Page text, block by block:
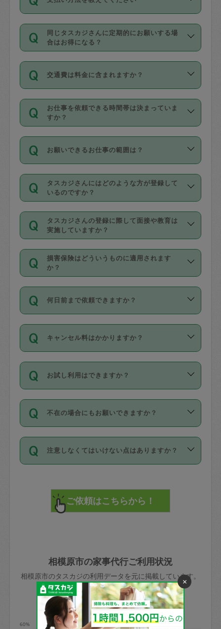
の上事前申請することが必要です。な
お、3時間を下回っても、値引き等はござ
いません。
身が価格を選んで設定しています。
タスカジさんの価格設定には最初は制限
があり、レビュー件数、レビューの平均
値、などで除々に設定可能な最高額が上
がっていく仕組みになっています。
お支払方法はクレジットカード（Visa／
Master／JCB／AMERICAN EXPRESS／
Diners Club）のみとなります。
を行う際にご入力ください。プロフィー
ル登録時にはご入力いただかなくても大
丈夫です。
デビットカード・プリペイドカード（Vプ
リカ、au WALLETなど）は支払にはご利
銀行振込や現金払いも対応していませ
なお、タスカジさんの交通費も、依頼料
金のご請求と合わせてお支払いとなりま
動計算で表示されます。
同じタスカジさんに定期的にお願いする場
合はお得になる？
依頼には「スポット」と「定期（毎週｜
隔週）」があり、「定期」の依頼は「ス
ポット」よりお得な料金でご利用できま
す。
定期の最低利用回数は設けていない代わ
りに、一定数を超えたキャンセルは有償
（例：毎週定期の場合は３回以上のキャ
ンセルが有償（1200円、隔週定期の場合
は２回以上のキャンセルが有償（1200
交通費は料金に含まれますか？
交通費は依頼料金とは別途発生し、依頼
料金のご請求と合わせてお支払いとなり
ます。交通費の金額は「依頼の詳細」に
お仕事を依頼できる時間帯は決まっていま
すか？
時間帯は3種類あります。いずれも１回あ
たり３時間です。
・ＡＭ ９時～１２時
・ＰＭ １３時～１６時
・夜 １８時～２１時
開始時間を２時間前後変更することが可
能です。依頼送信後、個別にタスカジさ
んにメッセージを送り調整してくださ
い。ただし、２時間を越えての調整はで
時間も被らない場合、損害保険の対象外
お願いできるお仕事の範囲は？
掃除、整理収納、洗濯、買い物、料理、
作り置きです。タスカジさんによってで
きる仕事の範囲が異なりますので、依頼
する前にタスカジさんのプロフィールで
確認してください。
基本的に、高所での作業や危険作業、屋
外での作業は対象外です。
タスカジさんにはどのような方が登録して
いるのですか？
主婦として長年の家事経験をお持ちの
方、栄養士・調理師といった資格者で保
育園や学校の給食やレストランで料理関
係の専門職に従事されていた方、日本で
すでにハウスキーパーや英語の先生とし
てお仕事をしているフィリピン出身の
社員など様々なバックグラウンドの方が
登録しています。
日本語も話せる方など様々です。
ールに記載していますので、各自の得意
を依頼してください。
タスカジさんの登録に際して面接や教育は
実施していますか？
応募の際に、各自事務局との面接と説明
を行っています。その後、身分証明書の
写真提出をしていただいています。外国
確認しています。タスカジさんトレーニ
ング動画を使ったセルフトレーニングの
現場トライアルを受け、合格したタスカ
ジさんが活動されています。
※テストセンターの講評は１件目のレビュ
参考
【詳細】タスカジさんの登録に際
損害保険はどういうものに適用されます
か？
依頼者とタスカジさんとの間でタスカジ
を通して成立した作業時間内での作業に
適用されます。作業範囲は、掃除、洗
です。作業中に物を壊したり、人にけが
をさせたりした場合が対象で、補償金額
す。
写真を撮り、
詳細FAQ：
損害賠償保険について教えて
何日前まで依頼できますか？
ご依頼は、現在を起点に3日後（72時間
以降）の日時から受付可能となっていま
す。
タスカジさんへ「募集」をかけることが
可能です。
キャンセル料はかかりますか？
キャンセル料には、以下の2種類がありま
す。
1. 直前キャンセル（定期、スポット契約
共通）
72時間を超える※と、以下のキャンセル
料が発生します。
直前キャンセル料：
72時間前〜24時間前＝依頼料金の50%
依頼者不在による当日キャンセル＝依頼
金額の100%＋交通費全額
※例：依頼日時／土曜日午前9時開始の場
合、水曜日午前9時以降はキャンセル料が
発生
お試し利用はできますか？
「お試し利用」というメニューはありま
せんが、「一回のみ」依頼を活用するこ
とによって、気に入ったタスカジさんを
まず、条件の合う気になるタスカジさ
みてください。
その後、一番気に入ったタスカジさんに
不在の場合にもお願いできますか？
不在の場合の作業はタスカジさんの同意
が必要です。数回の依頼ののち、タスカ
ジさんと依頼者の間で十分な信頼関係が
てください。
不在時に部屋に入るためにタスカジさん
きた場合は損害保険の対象外となるので
ご注意ください。
注意しなくてはいけない点はありますか？
で、必ず鍵のかかるロッカーや金庫に入
れて依頼者の責任の元管理するよう心掛
けてください。
玉、など
あわせてこちらも参照ください：初めて
利用します。注意しなくてはいけない点
はありますか？
相模原市の家事代行ご利用状況
相模原市のタスカジの利用データを元に掲載しています。
利用の多い曜日は？
60%
×